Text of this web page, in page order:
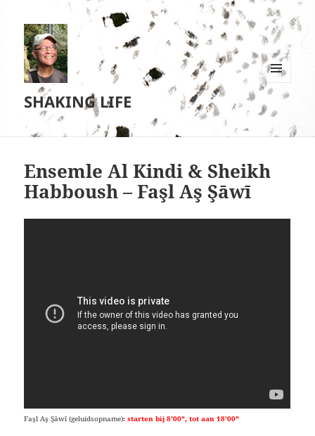
SHAKING LIFE
MENU
WIDGETS
Ensemle Al Kindi & Sheikh
Habboush – Faşl Aş Şāwī
Faşl Aş Şāwī (geluidsopname):starten bij 8’00”, tot aan 18’00”